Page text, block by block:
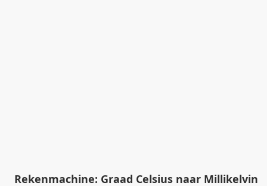
Rekenmachine: Graad Celsius naar Millikelvin